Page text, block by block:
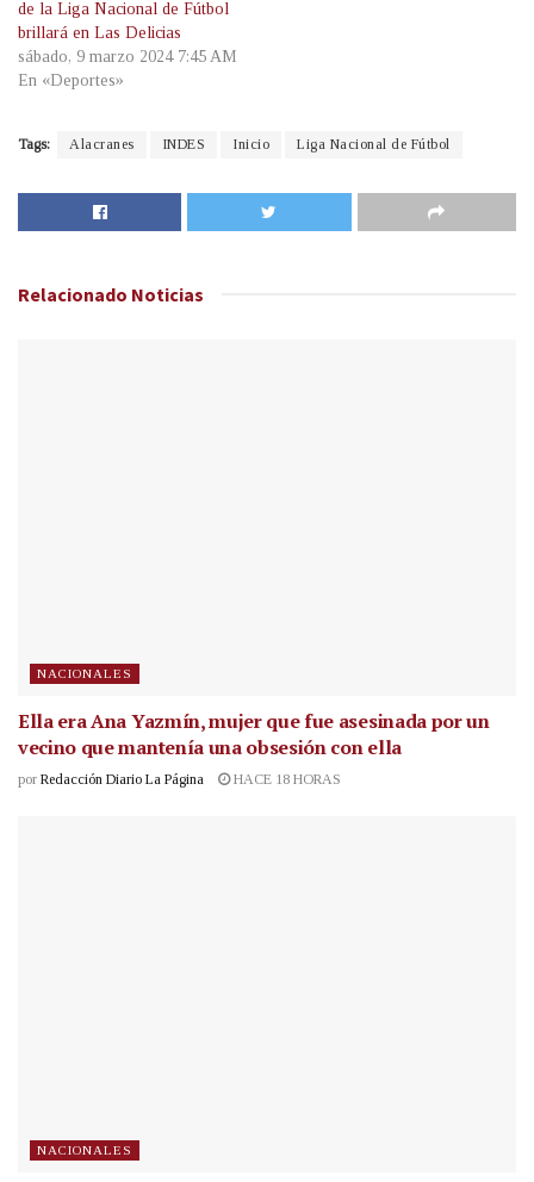
de la Liga Nacional de Fútbol
brillará en Las Delicias
sábado, 9 marzo 2024 7:45 AM
En «Deportes»
Tags: Alacranes INDES Inicio Liga Nacional de Fútbol
Relacionado Noticias
NACIONALES
Ella era Ana Yazmín, mujer que fue asesinada por un
vecino que mantenía una obsesión con ella
por Redacción Diario La Página HACE 18 HORAS
NACIONALES